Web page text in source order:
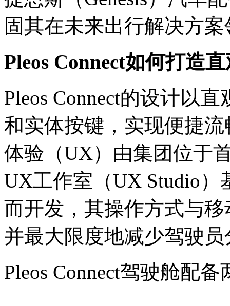
固其在未来出行解决方
Pleos Connect如何打造
Pleos Connect的设计以
和实体按键，实现便捷
体验（UX）由集团位于
UX工作室（UX Studio
而开发，其操作方式与
并最大限度地减少驾驶员
Pleos Connect驾驶舱配